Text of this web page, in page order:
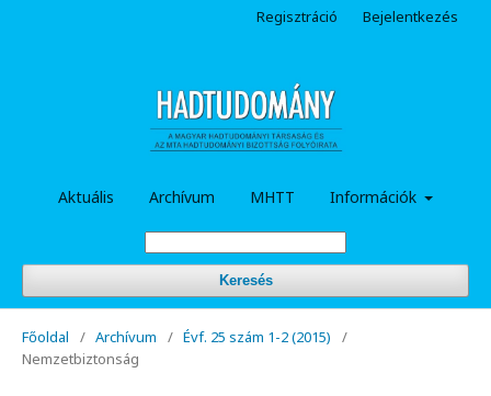
Aktuális Archívum MHTT Információk
Keresés
Regisztráció Bejelentkezés
Főoldal / Archívum / Évf. 25 szám 1-2 (2015)
/
Nemzetbiztonság